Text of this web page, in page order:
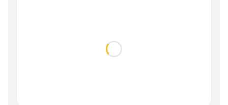
Loading...